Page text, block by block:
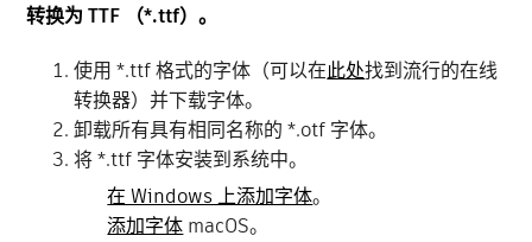
转换为 TTF （*.ttf）。
使用 *.ttf 格式的字体（可以在此处找到流行的在线
转换器）并下载字体。
卸载所有具有相同名称的 *.otf 字体。
将 *.ttf 字体安装到系统中。
在 Windows 上添加字体。
添加字体 macOS。